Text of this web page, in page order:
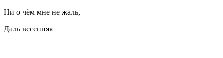
Ни о чём мне не жаль,
Даль весенняя